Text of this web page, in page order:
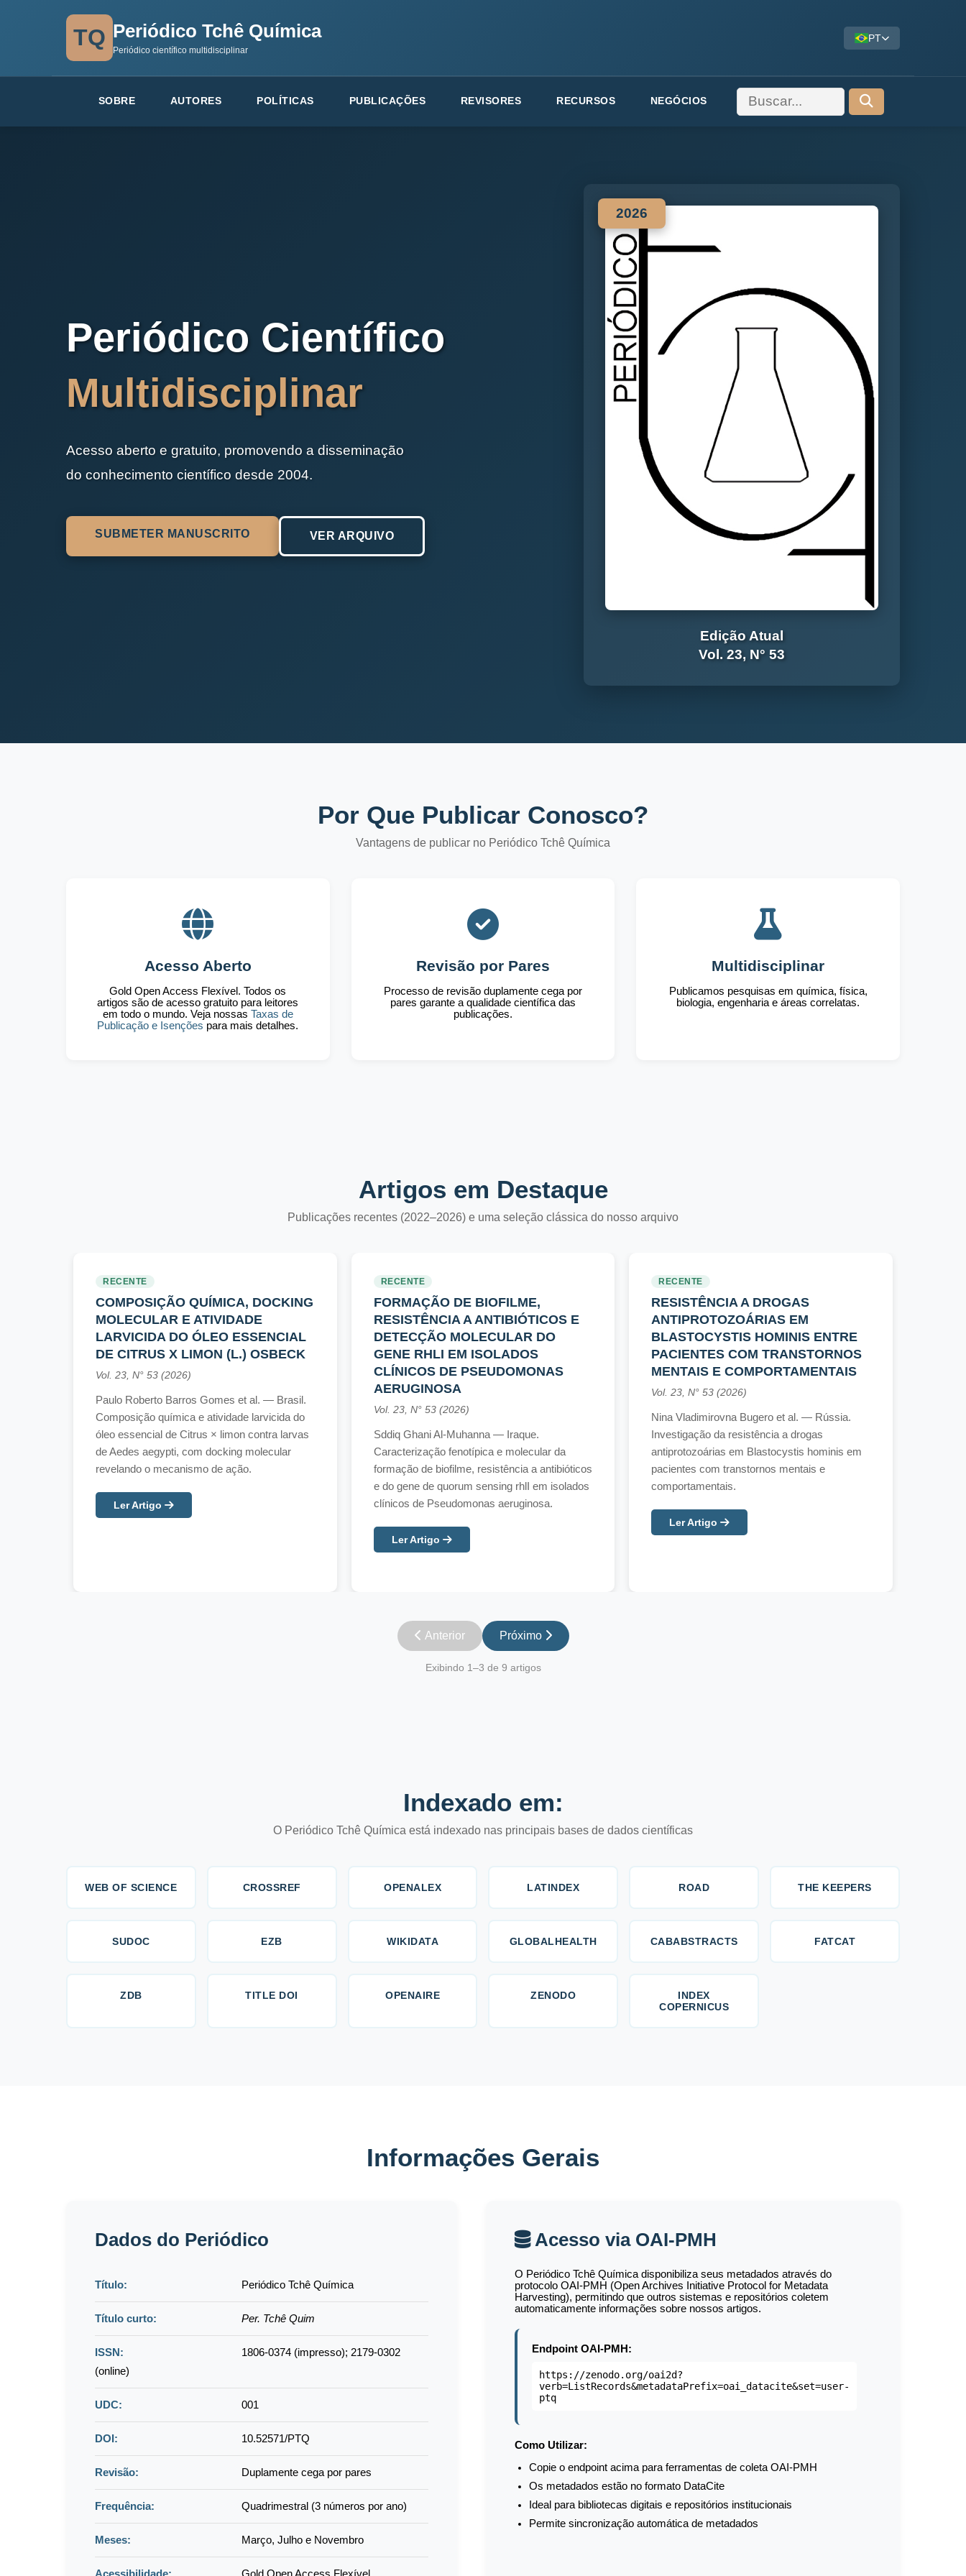
TQ Periódico Tchê Química
Periódico científico multidisciplinar
PT
SOBRE AUTORES POLÍTICAS PUBLICAÇÕES REVISORES RECURSOS NEGÓCIOS
Periódico Científico
Multidisciplinar
Acesso aberto e gratuito, promovendo a disseminação
do conhecimento científico desde 2004.
SUBMETER MANUSCRITO VER ARQUIVO
2026
Edição Atual
Vol. 23, N° 53
Por Que Publicar Conosco?
Vantagens de publicar no Periódico Tchê Química
Acesso Aberto
Gold Open Access Flexível. Todos os
artigos são de acesso gratuito para leitores
em todo o mundo. Veja nossas Taxas de
Publicação e Isenções para mais detalhes.
Revisão por Pares
Processo de revisão duplamente cega por
pares garante a qualidade científica das
publicações.
Multidisciplinar
Publicamos pesquisas em química, física,
biologia, engenharia e áreas correlatas.
Artigos em Destaque
Publicações recentes (2022–2026) e uma seleção clássica do nosso arquivo
RECENTE
COMPOSIÇÃO QUÍMICA, DOCKING
MOLECULAR E ATIVIDADE
LARVICIDA DO ÓLEO ESSENCIAL
DE CITRUS X LIMON (L.) OSBECK
Vol. 23, N° 53 (2026)
Paulo Roberto Barros Gomes et al. — Brasil.
Composição química e atividade larvicida do
óleo essencial de Citrus × limon contra larvas
de Aedes aegypti, com docking molecular
revelando o mecanismo de ação.
Ler Artigo
RECENTE
FORMAÇÃO DE BIOFILME,
RESISTÊNCIA A ANTIBIÓTICOS E
DETECÇÃO MOLECULAR DO
GENE RHLI EM ISOLADOS
CLÍNICOS DE PSEUDOMONAS
AERUGINOSA
Vol. 23, N° 53 (2026)
Sddiq Ghani Al-Muhanna — Iraque.
Caracterização fenotípica e molecular da
formação de biofilme, resistência a antibióticos
e do gene de quorum sensing rhlI em isolados
clínicos de Pseudomonas aeruginosa.
Ler Artigo
RECENTE
RESISTÊNCIA A DROGAS
ANTIPROTOZOÁRIAS EM
BLASTOCYSTIS HOMINIS ENTRE
PACIENTES COM TRANSTORNOS
MENTAIS E COMPORTAMENTAIS
Vol. 23, N° 53 (2026)
Nina Vladimirovna Bugero et al. — Rússia.
Investigação da resistência a drogas
antiprotozoárias em Blastocystis hominis em
pacientes com transtornos mentais e
comportamentais.
Ler Artigo
Anterior Próximo
Exibindo 1–3 de 9 artigos
Indexado em:
O Periódico Tchê Química está indexado nas principais bases de dados científicas
WEB OF SCIENCE CROSSREF OPENALEX LATINDEX ROAD THE KEEPERS
SUDOC EZB WIKIDATA GLOBALHEALTH CABABSTRACTS FATCAT
ZDB TITLE DOI OPENAIRE ZENODO
INDEX
COPERNICUS
Informações Gerais
Dados do Periódico
Título: Periódico Tchê Química
Título curto: Per. Tchê Quim
ISSN:
1806-0374 (impresso); 2179-0302
(online)
UDC: 001
DOI: 10.52571/PTQ
Revisão: Duplamente cega por pares
Frequência: Quadrimestral (3 números por ano)
Meses: Março, Julho e Novembro
Acesso via OAI-PMH
O Periódico Tchê Química disponibiliza seus metadados através do
protocolo OAI-PMH (Open Archives Initiative Protocol for Metadata
Harvesting), permitindo que outros sistemas e repositórios coletem
automaticamente informações sobre nossos artigos.
Endpoint OAI-PMH:
https://zenodo.org/oai2d?
verb=ListRecords&metadataPrefix=oai_datacite&set=user-
ptq
Como Utilizar:
Copie o endpoint acima para ferramentas de coleta OAI-PMH
Os metadados estão no formato DataCite
Ideal para bibliotecas digitais e repositórios institucionais
Permite sincronização automática de metadados